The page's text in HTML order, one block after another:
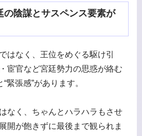
の陰謀とサスペンス要素が
はなく、王位をめぐる駆け引
宦官など宮廷勢力の思惑が絡む
緊張感”があります。
なく、ちゃんとハラハラもさせ
開が飽きずに最後まで観られま